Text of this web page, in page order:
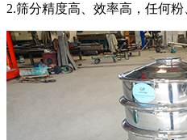
2.筛分精度高、效率高，任何粉